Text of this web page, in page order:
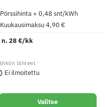
Pörssihinta + 0,48 snt/kWh
Kuukausimaksu 4,90 €
n. 28 €/kk
Ei ilmoitettu
Valitse